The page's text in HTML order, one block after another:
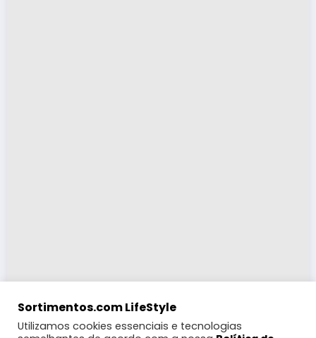
Sortimentos.com LifeStyle
Utilizamos cookies essenciais e tecnologias